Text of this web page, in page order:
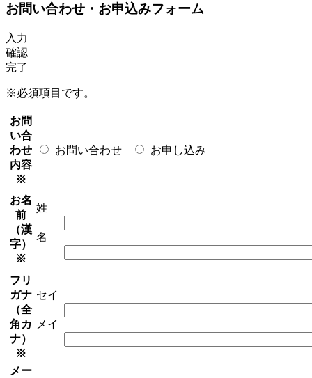
お問い合わせ・お申込みフォーム
入力
確認
完了
※必須項目です。
お問
い合
わせ
内容
※
お問い合わせ お申し込み
お名
前
（漢
字）
※
姓
名
フリ
ガナ
（全
角カ
ナ）
※
セイ
メイ
メー